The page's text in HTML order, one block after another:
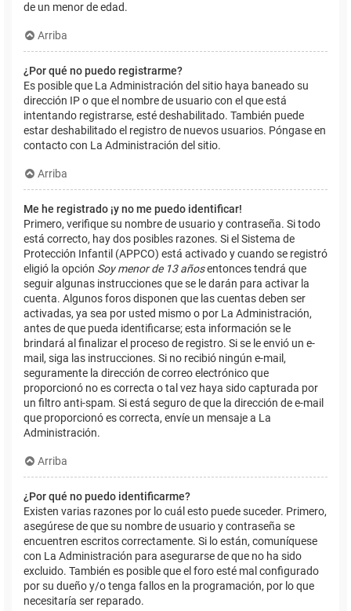
de un menor de edad.
Arriba
¿Por qué no puedo registrarme?
Es posible que La Administración del sitio haya baneado su
dirección IP o que el nombre de usuario con el que está
intentando registrarse, esté deshabilitado. También puede
estar deshabilitado el registro de nuevos usuarios. Póngase en
contacto con La Administración del sitio.
Arriba
Me he registrado ¡y no me puedo identificar!
Primero, verifique su nombre de usuario y contraseña. Si todo
está correcto, hay dos posibles razones. Si el Sistema de
Protección Infantil (APPCO) está activado y cuando se registró
eligió la opción Soy menor de 13 añosentonces tendrá que
seguir algunas instrucciones que se le darán para activar la
cuenta. Algunos foros disponen que las cuentas deben ser
activadas, ya sea por usted mismo o por La Administración,
antes de que pueda identificarse; esta información se le
brindará al finalizar el proceso de registro. Si se le envió un e-
mail, siga las instrucciones. Si no recibió ningún e-mail,
seguramente la dirección de correo electrónico que
proporcionó no es correcta o tal vez haya sido capturada por
un filtro anti-spam. Si está seguro de que la dirección de e-mail
que proporcionó es correcta, envíe un mensaje a La
Administración.
Arriba
¿Por qué no puedo identificarme?
Existen varias razones por lo cuál esto puede suceder. Primero,
asegúrese de que su nombre de usuario y contraseña se
encuentren escritos correctamente. Si lo están, comuníquese
con La Administración para asegurarse de que no ha sido
excluido. También es posible que el foro esté mal configurado
por su dueño y/o tenga fallos en la programación, por lo que
necesitaría ser reparado.